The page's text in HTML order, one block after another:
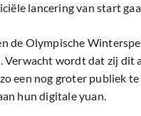
lancering van start
de Olympische
Verwacht wordt dat zij dit
een nog groter publiek
hun digitale yuan.